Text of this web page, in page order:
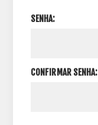
SENHA:
CONFIRMAR SENHA: